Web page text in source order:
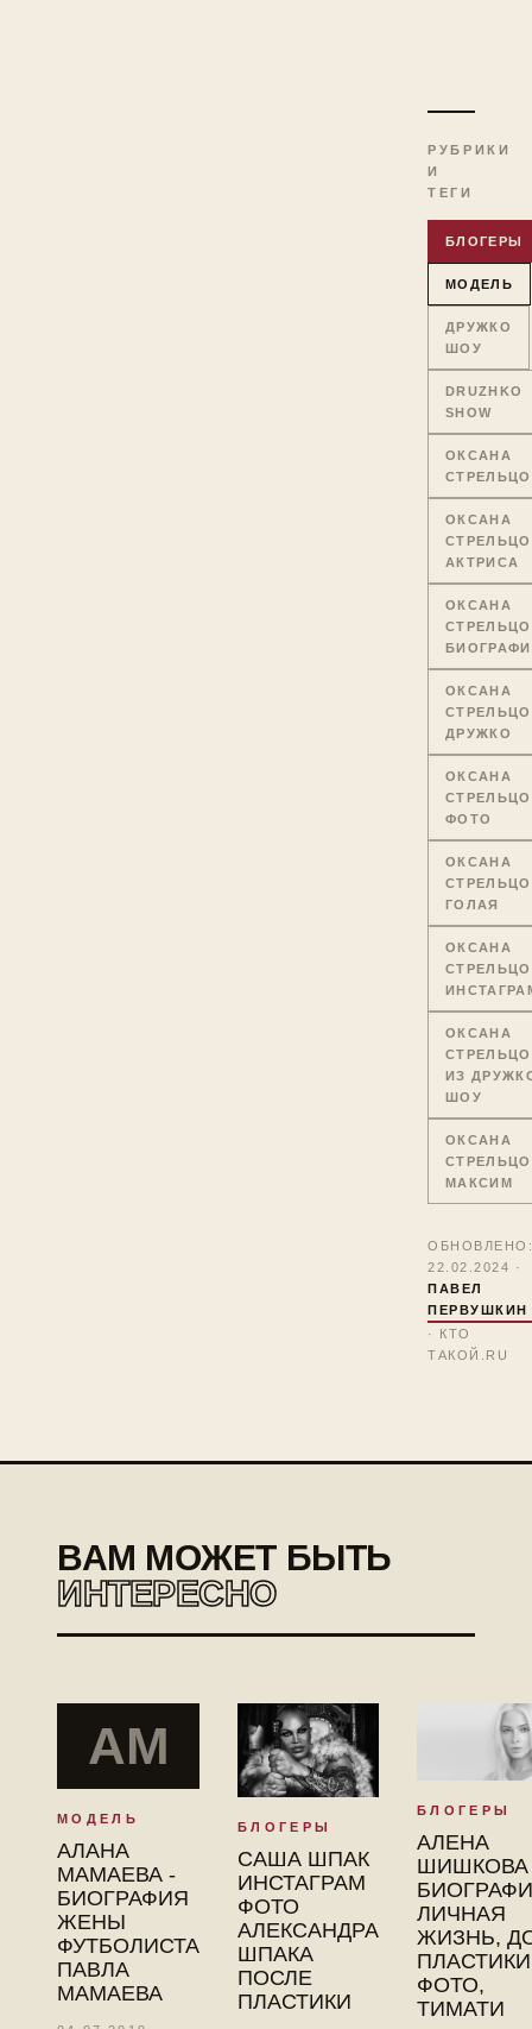
РУБРИКИ
И
ТЕГИ
БЛОГЕРЫ
МОДЕЛЬ
ДРУЖКО
ШОУ
DRUZHKO
SHOW
ОКСАНА
ОКСАНА
АКТРИСА
ОКСАНА
ОКСАНА
ДРУЖКО
ОКСАНА
ФОТО
ОКСАНА
ГОЛАЯ
ОКСАНА
ОКСАНА
ИЗ
ШОУ
ОКСАНА
МАКСИМ
22.02.2024 ·
ПАВЕЛ
ПЕРВУШКИН
· КТО
ТАКОЙ.RU
ВАМ МОЖЕТ БЫТЬ
ИНТЕРЕСНО
АМ
МОДЕЛЬ
АЛАНА
МАМАЕВА -
БИОГРАФИЯ
ЖЕНЫ
ФУТБОЛИСТА
ПАВЛА
МАМАЕВА
БЛОГЕРЫ
САША ШПАК
ИНСТАГРАМ
ФОТО
АЛЕКСАНДРА
ШПАКА
ПОСЛЕ
ПЛАСТИКИ
БЛОГЕРЫ
АЛЕНА
ШИШКОВА
ЛИЧНАЯ
ЖИЗНЬ,
ПЛАСТИКИ
ФОТО,
ТИМАТИ